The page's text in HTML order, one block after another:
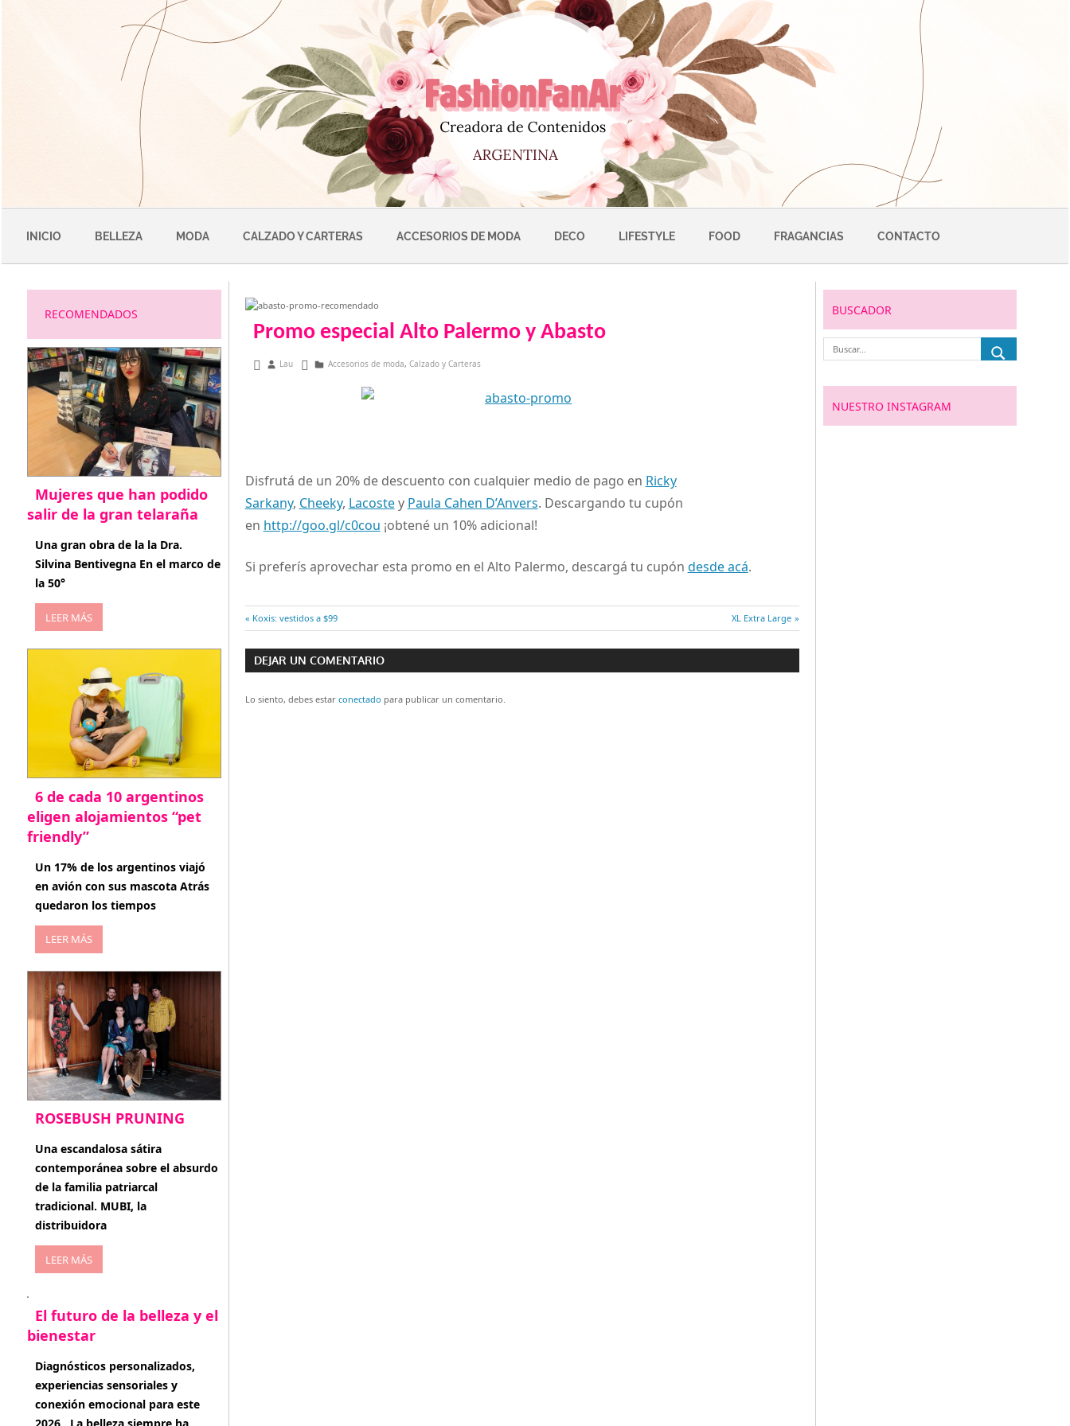
INICIO BELLEZA MODA CALZADO Y CARTERAS ACCESORIOS DE MODA DECO LIFESTYLE FOOD FRAGANCIAS CONTACTO
Promo especial Alto Palermo y Abasto
enero 28, 2013
Lau Accesorios de moda, Calzado y Carteras
Disfrutá de un 20% de descuento con cualquier medio de pago en Ricky
Sarkany, Cheeky, Lacostey Paula Cahen D’Anvers. Descargando tu cupón
en http://goo.gl/c0cou ¡obtené un 10% adicional!
Si preferís aprovechar esta promo en el Alto Palermo, descargá tu cupón desde acá.
Navegación
de
entradas
Entrada
anterior:
Koxis: vestidos a $99
Entrada
siguiente:
XL Extra Large
DEJAR UN COMENTARIO
Lo siento, debes estar conectado para publicar un comentario.
RECOMENDADOS
Mujeres que han podido
salir de la gran telaraña
abril 29, 2026
Una gran obra de la la Dra.
Silvina Bentivegna En el marco de
la 50°
LEER MÁS
6 de cada 10 argentinos
eligen alojamientos “pet
friendly”
abril 27, 2026
Un 17% de los argentinos viajó
en avión con sus mascota Atrás
quedaron los tiempos
LEER MÁS
ROSEBUSH PRUNING
enero 20, 2026
Una escandalosa sátira
contemporánea sobre el absurdo
de la familia patriarcal
tradicional. MUBI, la
distribuidora
LEER MÁS
El futuro de la belleza y el
bienestar
enero 15, 2026
Diagnósticos personalizados,
experiencias sensoriales y
conexión emocional para este
BUSCADOR
NUESTRO INSTAGRAM